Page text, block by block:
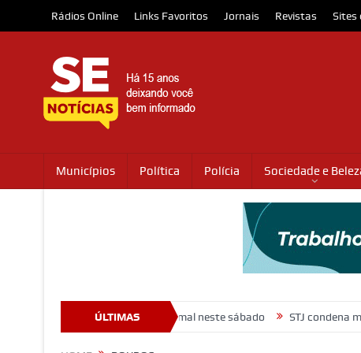
Rádios Online Links Favoritos Jornais Revistas Sites
Municípios Política Polícia Sociedade e
ÚLTIMAS
ação de adoção animal neste sábado STJ condena ministro